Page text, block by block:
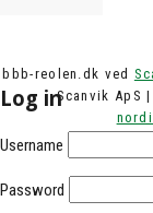
bbb-reolen.dk ved
Scanvik ApS
Log in
Username
Password